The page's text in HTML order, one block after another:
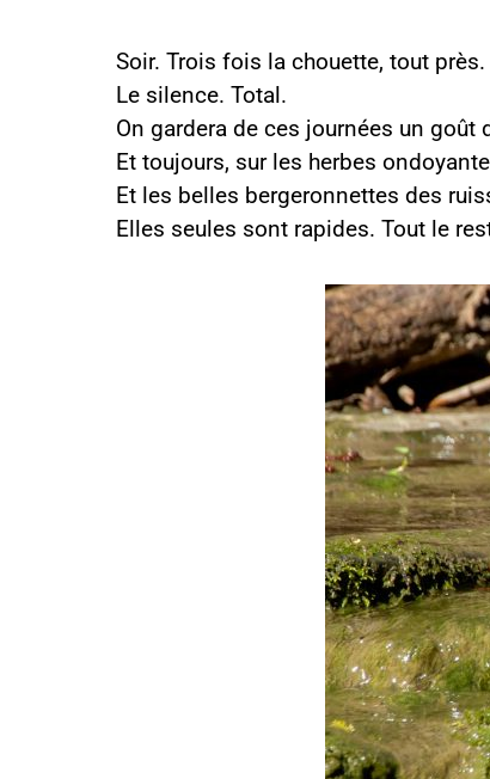
Soir. Trois fois la chouette, tout
Le silence. Total.
On gardera de ces journées un goût
Et toujours, sur les herbes
Et les belles bergeronnettes des
Elles seules sont rapides. Tout le